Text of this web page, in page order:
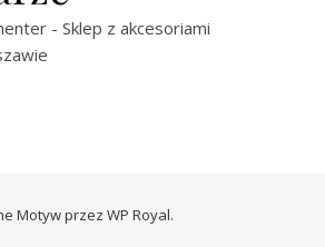
- Sklep z akcesoriami
Motyw przez WP Royal.